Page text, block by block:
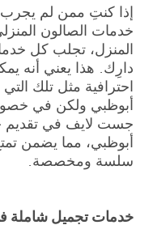
إذا كنتِ ممن لم
خدمات الصالون
المنزل، تجلب كل
دارِك. هذا يعني أنه
احترافية مثل تلك
أبوظبي ولكن في
جست لايف في تقديم
أبوظبي، مما يضمن
سلسة ومخصصة.
خدمات تجميل شاملة